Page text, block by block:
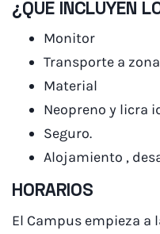
¿QUÉ INCLUYEN
Monitor
Transporte a
Material
Neopreno y licra
Seguro.
Alojamiento ,
HORARIOS
El Campus empieza a